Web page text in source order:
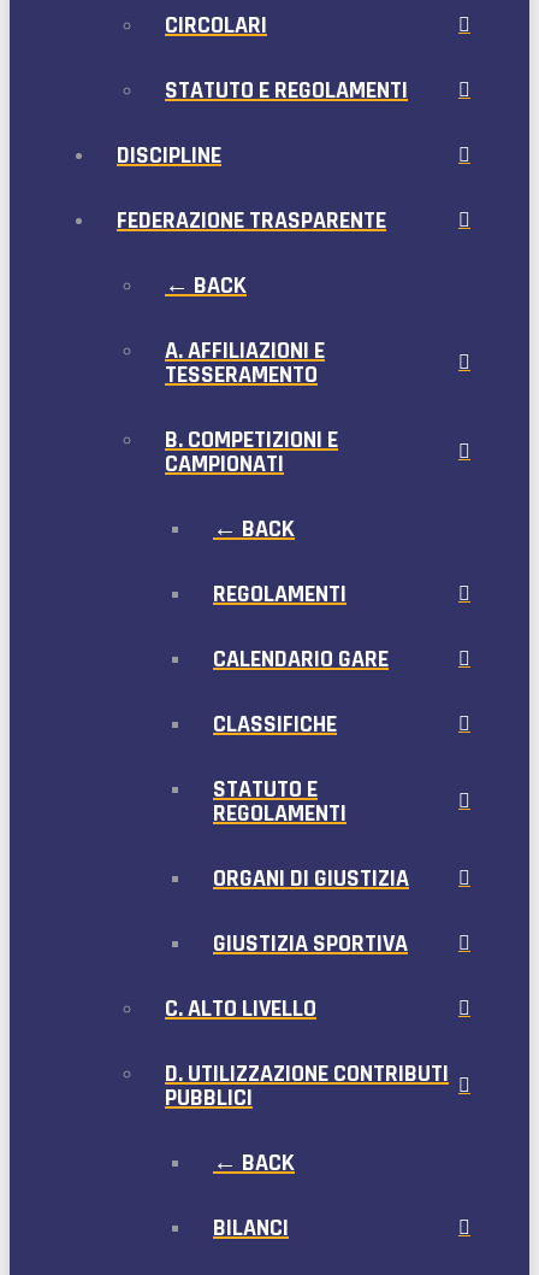
CIRCOLARI
STATUTO E REGOLAMENTI
DISCIPLINE
FEDERAZIONE TRASPARENTE
← BACK
A. AFFILIAZIONI E
TESSERAMENTO
B. COMPETIZIONI E
CAMPIONATI
← BACK
REGOLAMENTI
CALENDARIO GARE
CLASSIFICHE
STATUTO E
REGOLAMENTI
ORGANI DI GIUSTIZIA
GIUSTIZIA SPORTIVA
C. ALTO LIVELLO
D. UTILIZZAZIONE CONTRIBUTI
PUBBLICI
← BACK
BILANCI